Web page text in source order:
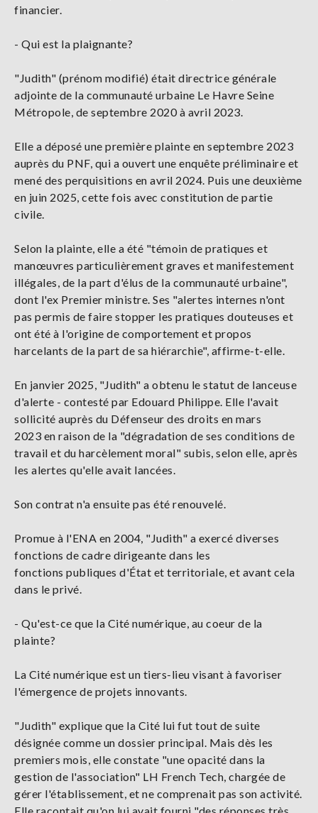
financier.
- Qui est la plaignante?
"Judith" (prénom modifié) était directrice générale
adjointe de la communauté urbaine Le Havre Seine
Métropole, de septembre 2020 à avril 2023.
Elle a déposé une première plainte en septembre 2023
auprès du PNF, qui a ouvert une enquête préliminaire et
mené des perquisitions en avril 2024. Puis une deuxième
en juin 2025, cette fois avec constitution de partie
civile.
Selon la plainte, elle a été "témoin de pratiques et
manœuvres particulièrement graves et manifestement
illégales, de la part d'élus de la communauté urbaine",
dont l'ex Premier ministre. Ses "alertes internes n'ont
pas permis de faire stopper les pratiques douteuses et
ont été à l'origine de comportement et propos
harcelants de la part de sa hiérarchie", affirme-t-elle.
En janvier 2025, "Judith" a obtenu le statut de lanceuse
d'alerte - contesté par Edouard Philippe. Elle l'avait
sollicité auprès du Défenseur des droits en mars
2023 en raison de la "dégradation de ses conditions de
travail et du harcèlement moral" subis, selon elle, après
les alertes qu'elle avait lancées.
Son contrat n'a ensuite pas été renouvelé.
Promue à l'ENA en 2004, "Judith" a exercé diverses
fonctions de cadre dirigeante dans les
fonctions publiques d'État et territoriale, et avant cela
dans le privé.
- Qu'est-ce que la Cité numérique, au coeur de la
plainte?
La Cité numérique est un tiers-lieu visant à favoriser
l'émergence de projets innovants.
"Judith" explique que la Cité lui fut tout de suite
désignée comme un dossier principal. Mais dès les
premiers mois, elle constate "une opacité dans la
gestion de l'association" LH French Tech, chargée de
gérer l'établissement, et ne comprenait pas son activité.